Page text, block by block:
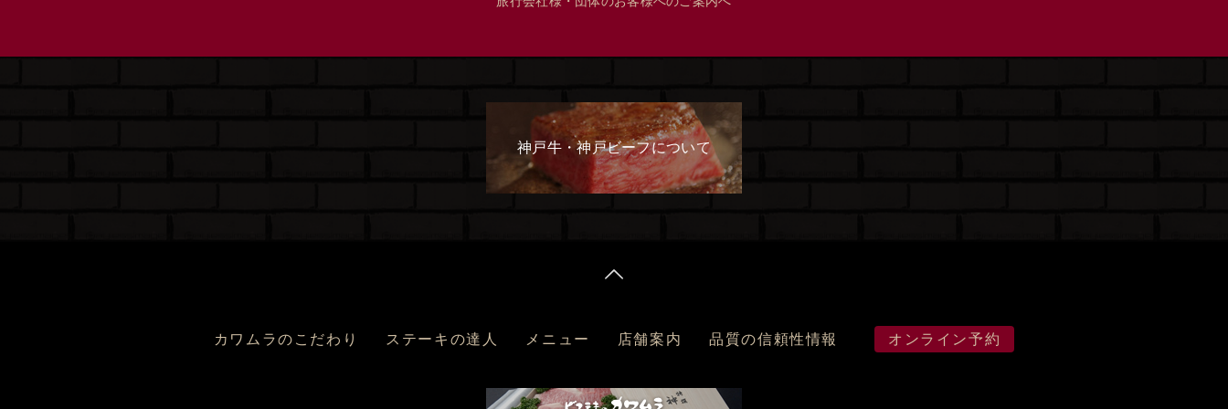
神戸牛・神戸ビーフについて
カワムラのこだわり ステーキの達人 メニュー 店舗案内 品質の信頼性情報 オンライン予約